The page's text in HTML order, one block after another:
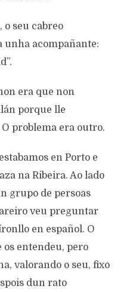
o seu cabreo
unha acompañante:
era que non
porque lle
problema era outro.
en Porto e
na Ribeira. Ao lado
grupo de persoas
veu preguntar
en español. O
entendeu, pero
valorando o seu, fixo
dun rato